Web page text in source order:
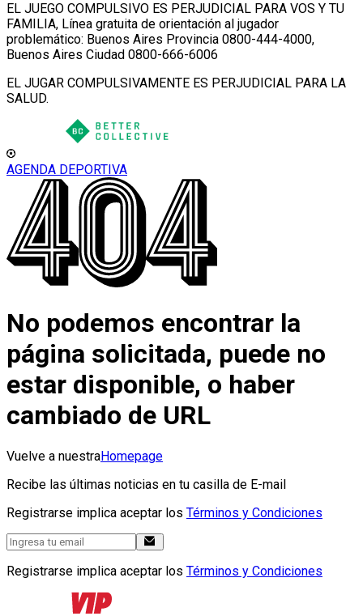
EL JUEGO COMPULSIVO ES PERJUDICIAL PARA VOS Y TU
FAMILIA, Línea gratuita de orientación al jugador
problemático: Buenos Aires Provincia 0800-444-4000,
Buenos Aires Ciudad 0800-666-6006
EL JUGAR COMPULSIVAMENTE ES PERJUDICIAL PARA LA
SALUD.
AGENDA DEPORTIVA
No podemos encontrar la
página solicitada, puede no
estar disponible, o haber
cambiado de URL
Vuelve a nuestraHomepage
Recibe las últimas noticias en tu casilla de E-mail
Registrarse implica aceptar los Términos y Condiciones
Registrarse implica aceptar los Términos y Condiciones